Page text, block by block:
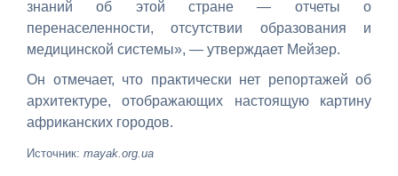
знаний об этой стране — отчеты о
перенаселенности, отсутствии образования и
медицинской системы», — утверждает Мейзер.
Он отмечает, что практически нет репортажей об
архитектуре, отображающих настоящую картину
африканских городов.
Источник: mayak.org.ua